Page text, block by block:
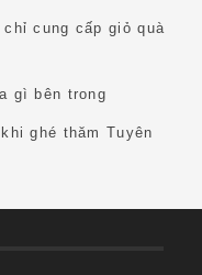
cung cấp giỏ quà
gì bên trong
ghé thăm Tuyên